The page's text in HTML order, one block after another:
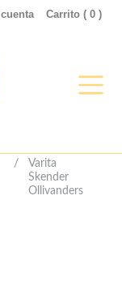
Carrito ( 0 )
/ Varita
Skender
Ollivanders